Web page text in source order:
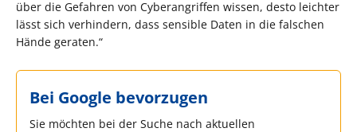
über die Gefahren von Cyberangriffen wissen, desto leichter
lässt sich verhindern, dass sensible Daten in die falschen
Hände geraten.“
Bei Google bevorzugen
Sie möchten bei der Suche nach aktuellen